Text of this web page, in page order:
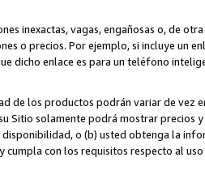
inexactas, vagas, engañosas o, de
o precios. Por ejemplo, si incluye un
dicho enlace es para un teléfono
de los productos podrán variar de vez
Sitio solamente podrá mostrar
o (b) usted obtenga la
con los requisitos respecto al uso